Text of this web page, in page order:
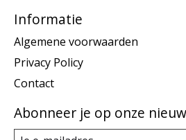
Informatie
Algemene voorwaarden
Privacy Policy
Contact
Abonneer je op onze